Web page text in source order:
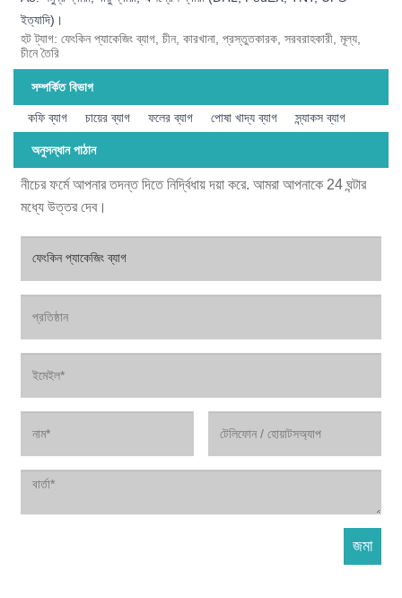
ইত্যাদি)।
হট ট্যাগ: ফেংকিন প্যাকেজিং ব্যাগ, চীন, কারখানা, প্রস্তুতকারক, সরবরাহকারী, মূল্য,
চীনে তৈরি
সম্পর্কিত বিভাগ
কফি ব্যাগ চায়ের ব্যাগ ফলের ব্যাগ পোষা খাদ্য ব্যাগ স্ন্যাকস ব্যাগ
অনুসন্ধান পাঠান
নীচের ফর্মে আপনার তদন্ত দিতে নির্দ্বিধায় দয়া করে. আমরা আপনাকে 24 ঘন্টার
মধ্যে উত্তর দেব।